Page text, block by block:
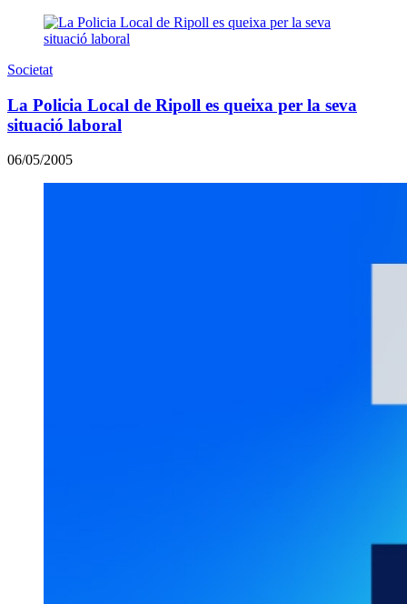
Societat
La Policia Local de Ripoll es queixa per la seva
situació laboral
06/05/2005